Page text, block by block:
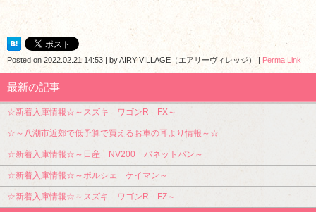
Posted on 2022.02.21 14:53 | byAIRY VILLAGE（エアリーヴィレッジ） | Perma Link
最新の記事
☆新着入庫情報☆～スズキ ワゴンR FX～
☆～八潮市近郊で低予算で買えるお車の耳より情報～☆
☆新着入庫情報☆～日産 NV200 バネットバン～
☆新着入庫情報☆～ポルシェ ケイマン～
☆新着入庫情報☆～スズキ ワゴンR FZ～